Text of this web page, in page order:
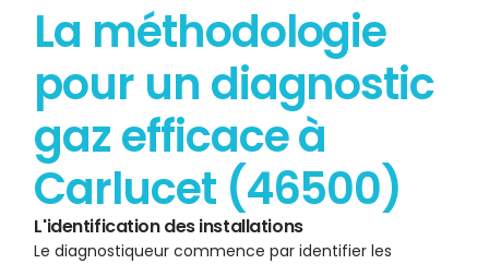
La méthodologie
pour un diagnostic
gaz efficace à
Carlucet (46500)
L'identification des installations
Le diagnostiqueur commence par identifier les